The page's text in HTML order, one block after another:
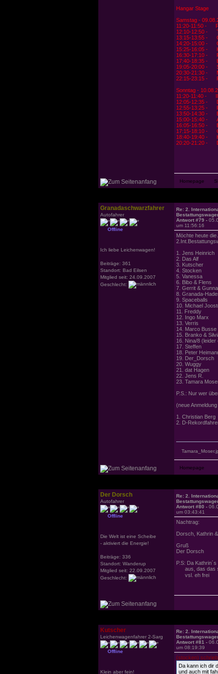
Hangar Stage
Samstag -
11:20-11:50 -
12:10-12:50 -
13:15-13:55 -
14:20-15:00 -
15:25-16:05 -
16:30-17:10 -
17:40-18:35 -
19:05-20:00 -
20:30-21:30 -
22:15-23:15 -
Sonntag -
11:20-11:40 -
12:05-12:35 -
12:55-13:25 -
13:50-14:30 -
15:00-15:40 -
16:05-16:50 -
17:15-18:10 -
18:40-19:40 -
20:20-21:20 -
Granadaschwarzfahrer
Autofahrer
Offline
Ich liebe Leichenwagen!
Beiträge: 361
Standort: Bad Eilsen
Mitglied seit: 24.09.2007
Geschlecht:
Re: 2.
Antwort #79 -
um 11:56:16
Möchte heute
1. Jens Heinrich
2. Das Alf
3. Kutscher
4. Stocken
5. Vanessa
6. Bibo & Flens
7. Gerrit &
8. Granada-
9. Spaceballs
10. Michael
11. Freddy
12. Ingo Marx
13. Verris
14. Marco Busse
15. Branko &
16. Nina/8 (leider
17. Steffen
18. Peter
19. Der_Dorsch
20. Wuggy
21. dat Hagen
22. Jens R.
23. Tamara
P.S.: Nur wer
(neue
1. Christian Berg
2. D-
Der Dorsch
Autofahrer
Offline
Die Welt ist eine Scheibe
- aktiviert die Energie!
Beiträge: 336
Standort: Wanderup
Mitglied seit: 22.09.2007
Geschlecht:
Re: 2.
Antwort #80 -
um 03:43:41
Nachtrag:
Dorsch, Kathrin
Gruß
Der Dorsch
P.S: Da
aus, das das
vsl. eh
Kutscher
Leichenwagenfahrer 2-Sarg
Offline
Klein aber fein!
Re: 2.
Antwort #81 -
um 08:19:39
(stocken) schrieb
Da kann ich dir
und auch mit